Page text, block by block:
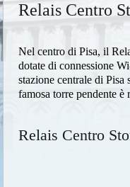
Relais Centro
Nel centro di Pisa, il
dotate di connessione
stazione centrale di
famosa torre pendente
Relais Centro